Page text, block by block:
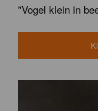
"Vogel klein in